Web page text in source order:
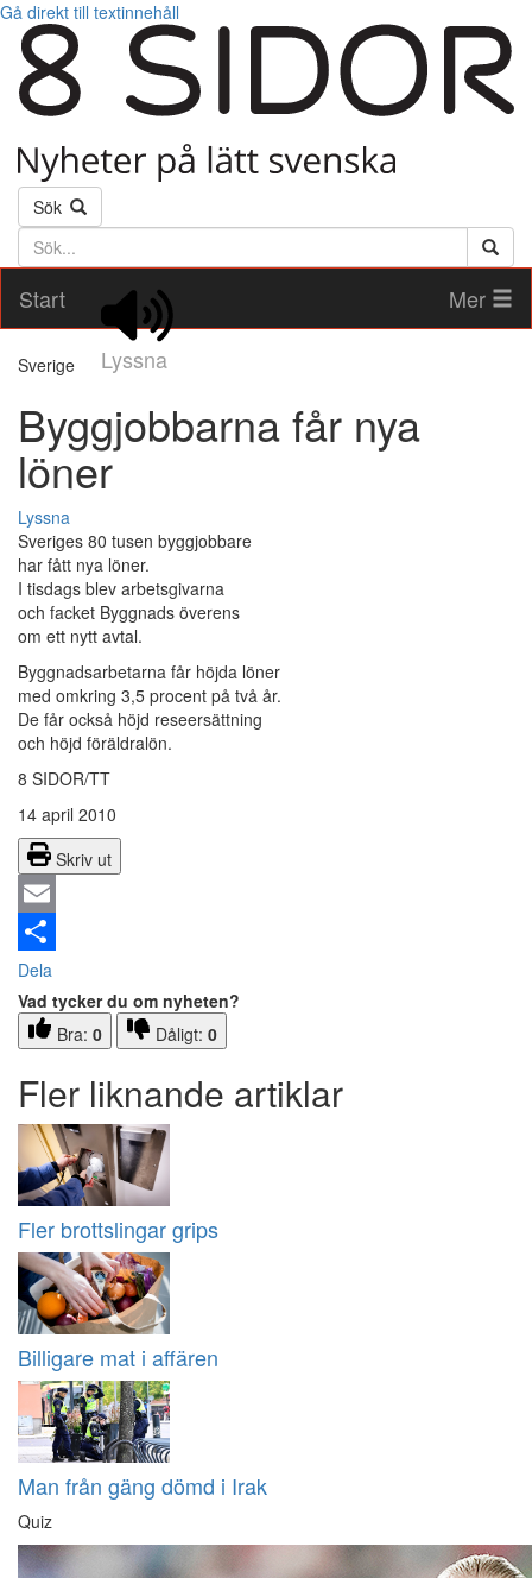
Gå direkt till textinnehåll
Sök
Söktext
Start
Lyssna
Mer
Sverige
Byggjobbarna får nya
löner
Lyssna
Sveriges 80 tusen byggjobbare
har fått nya löner.
I tisdags blev arbetsgivarna
och facket Byggnads överens
om ett nytt avtal.
Byggnadsarbetarna får höjda löner
med omkring 3,5 procent på två år.
De får också höjd reseersättning
och höjd föräldralön.
8 SIDOR/TT
14 april 2010
Skriv ut
Email
Dela
Vad tycker du om nyheten?
Bra: 0 Dåligt: 0
Fler liknande artiklar
Fler brottslingar grips
Billigare mat i affären
Man från gäng dömd i Irak
Quiz